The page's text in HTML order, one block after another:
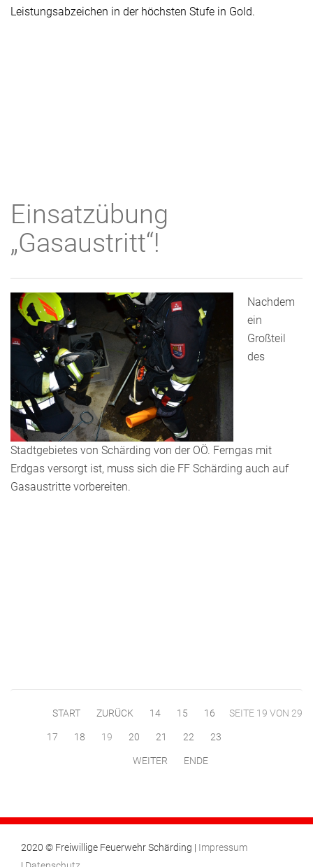
Leistungsabzeichen in der höchsten Stufe in Gold.
Einsatzübung
„Gasaustritt“!
Nachdem
ein
Großteil
des
Stadtgebietes von Schärding von der OÖ. Ferngas mit
Erdgas versorgt ist, muss sich die FF Schärding auch auf
Gasaustritte vorbereiten.
SEITE 19 VON 29
START ZURÜCK 14 15 16
17 18 19 20 21 22 23
WEITER ENDE
2020 © Freiwillige Feuerwehr Schärding | Impressum